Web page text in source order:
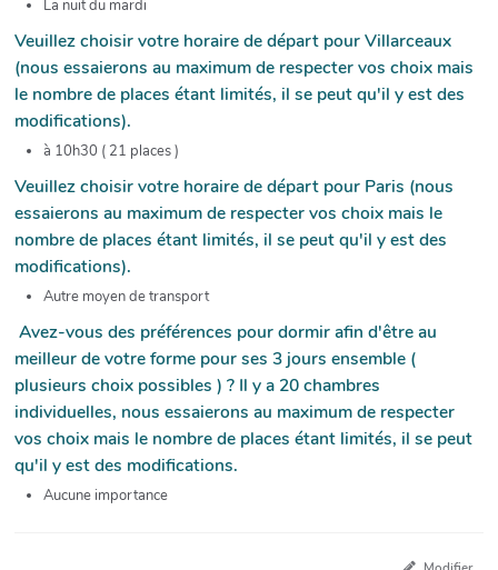
La nuit du mardi
Veuillez choisir votre horaire de départ pour Villarceaux
(nous essaierons au maximum de respecter vos choix mais
le nombre de places étant limités, il se peut qu'il y est des
modifications).
à 10h30 ( 21 places )
Veuillez choisir votre horaire de départ pour Paris (nous
essaierons au maximum de respecter vos choix mais le
nombre de places étant limités, il se peut qu'il y est des
modifications).
Autre moyen de transport
Avez-vous des préférences pour dormir afin d'être au
meilleur de votre forme pour ses 3 jours ensemble (
plusieurs choix possibles ) ? Il y a 20 chambres
individuelles, nous essaierons au maximum de respecter
vos choix mais le nombre de places étant limités, il se peut
qu'il y est des modifications.
Aucune importance